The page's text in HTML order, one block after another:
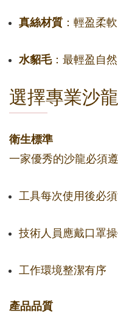
真絲材質 ：輕盈柔
水貂毛：最輕盈自
選擇專業沙
衛生標準
一家優秀的沙龍必須
工具每次使用後必
技術人員應戴口罩
工作環境整潔有序
產品品質